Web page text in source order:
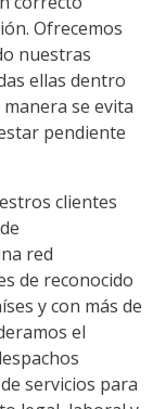
Ofrecemos
nuestras
ellas dentro
se evita
pendiente
clientes
red
de reconocido
y con más de
el
servicios para